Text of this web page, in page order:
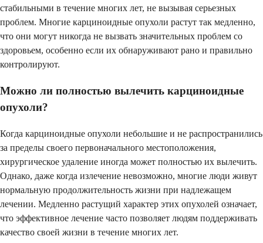
стабильными в течение многих лет, не вызывая серьезных
проблем. Многие карциноидные опухоли растут так медленно,
что они могут никогда не вызвать значительных проблем со
здоровьем, особенно если их обнаруживают рано и правильно
контролируют.
Можно ли полностью вылечить карциноидные
опухоли?
Когда карциноидные опухоли небольшие и не распространились
за пределы своего первоначального местоположения,
хирургическое удаление иногда может полностью их вылечить.
Однако, даже когда излечение невозможно, многие люди живут
нормальную продолжительность жизни при надлежащем
лечении. Медленно растущий характер этих опухолей означает,
что эффективное лечение часто позволяет людям поддерживать
качество своей жизни в течение многих лет.